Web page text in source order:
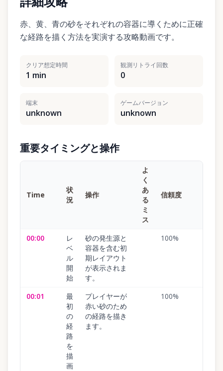
赤、黄、青の砂をそれぞれの容器に導くために正確
な経路を描く方法を実演する攻略動画です。
クリア想定時間
1 min
観測リトライ回数
0
端末
unknown
ゲームバージョン
unknown
重要タイミングと操作
Time
状
況
操作
よ
く
あ
る
ミ
ス
信頼度
00:00
レ
ベ
ル
開
始
砂の発生源と
容器を含む初
期レイアウト
が表示されま
す。
100%
00:01
最
初
の
経
路
を
描
画
プレイヤーが
赤い砂のため
の経路を描き
ます。
100%